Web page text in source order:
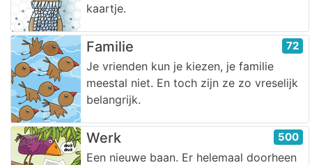
kaartje.
Familie 72
Je vrienden kun je kiezen, je familie
meestal niet. En toch zijn ze zo vreselijk
belangrijk.
Werk 500
Een nieuwe baan. Er helemaal doorheen